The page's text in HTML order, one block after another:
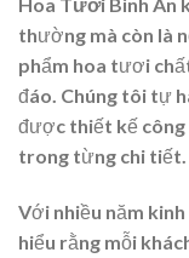
thường mà còn là
phẩm hoa tươi
đáo. Chúng tôi tự
được thiết kế công
trong từng chi tiết.
Với nhiều năm
hiểu rằng mỗi